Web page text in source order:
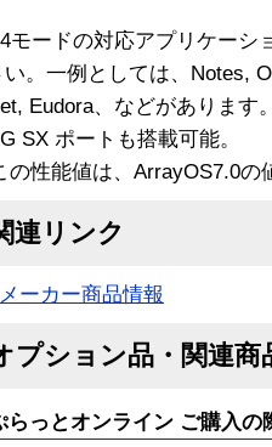
モードの対応アプリケーシ
い。一例としては、Notes,
Eudora、などがあります
SX ポートも搭載可能。
の性能値は、ArrayOS7.0の
連リンク
メーカー商品情報
プション品・関連商
らっとオンライン ご購入の